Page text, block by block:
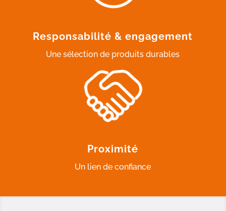
Responsabilité & engagement
Une sélection de produits durables
Proximité
Un lien de confiance